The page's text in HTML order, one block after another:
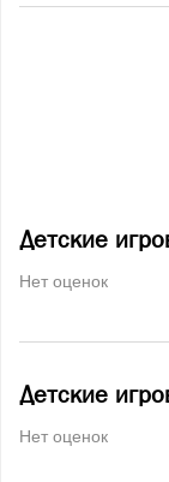
Детские
Нет оценок
Детские
Нет оценок